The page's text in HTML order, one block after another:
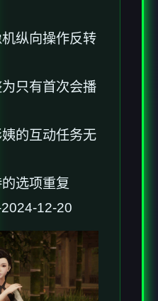
纵向操作反转
只有首次会播
的互动任务无
选项重复
12-20